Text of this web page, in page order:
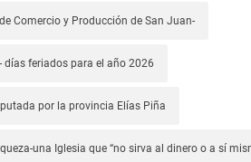
Comercio y Producción de San Juan-
feriados para el año 2026
por la provincia Elías Piña
una Iglesia que “no sirva al dinero o a sí